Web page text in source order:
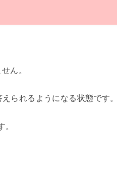
ん。
れるようになる状態です。